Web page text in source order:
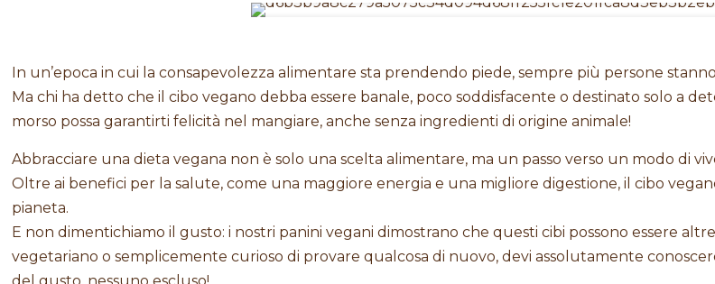
In un’epoca in cui la consapevolezza alimentare sta prendendo piede, sempre più persone
Ma chi ha detto che il cibo vegano debba essere banale, poco soddisfacente o destinato solo a
morso possa garantirti felicità nel mangiare, anche senza ingredienti di origine animale!
Abbracciare una dieta vegana non è solo una scelta alimentare, ma un passo verso un modo di
Oltre ai benefici per la salute, come una maggiore energia e una migliore digestione, il cibo
pianeta.
E non dimentichiamo il gusto: i nostri panini vegani dimostrano che questi cibi possono essere
vegetariano o semplicemente curioso di provare qualcosa di nuovo, devi assolutamente